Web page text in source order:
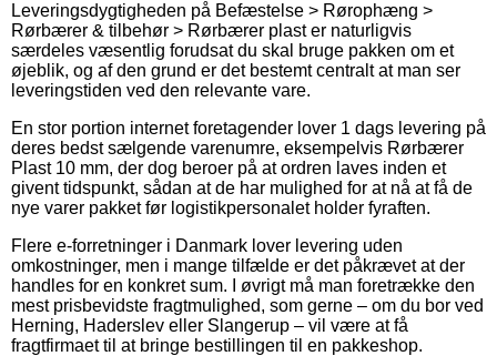
Leveringsdygtigheden på Befæstelse > Rørophæng >
Rørbærer & tilbehør > Rørbærer plast er naturligvis
særdeles væsentlig forudsat du skal bruge pakken om et
øjeblik, og af den grund er det bestemt centralt at man ser
leveringstiden ved den relevante vare.
En stor portion internet foretagender lover 1 dags levering på
deres bedst sælgende varenumre, eksempelvis Rørbærer
Plast 10 mm, der dog beroer på at ordren laves inden et
givent tidspunkt, sådan at de har mulighed for at nå at få de
nye varer pakket før logistikpersonalet holder fyraften.
Flere e-forretninger i Danmark lover levering uden
omkostninger, men i mange tilfælde er det påkrævet at der
handles for en konkret sum. I øvrigt må man foretrække den
mest prisbevidste fragtmulighed, som gerne – om du bor ved
Herning, Haderslev eller Slangerup – vil være at få
fragtfirmaet til at bringe bestillingen til en pakkeshop.